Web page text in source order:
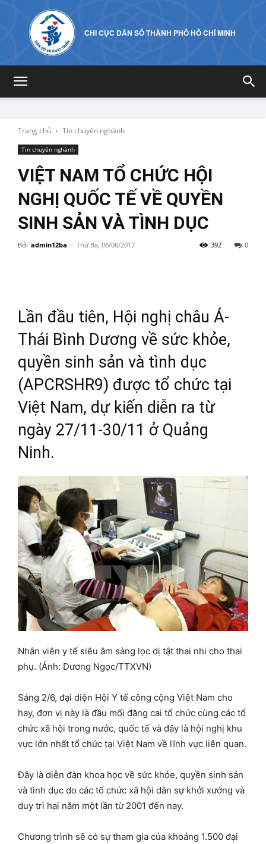
CHI CỤC DÂN SỐ THÀNH PHỐ HỒ CHÍ MINH
Trang chủ Tin chuyên nghành
Tin chuyên nghành
VIỆT NAM TỔ CHỨC HỘI
NGHỊ QUỐC TẾ VỀ QUYỀN
SINH SẢN VÀ TÌNH DỤC
Bởi admin12ba - Thứ Ba, 06/06/2017 0
392
Lần đầu tiên, Hội nghị châu Á-
Thái Bình Dương về sức khỏe,
quyền sinh sản và tình dục
(APCRSHR9) được tổ chức tại
Việt Nam, dự kiến diễn ra từ
ngày 27/11-30/11 ở Quảng
Ninh.
Nhân viên y tế siêu âm sàng lọc dị tật thai nhi cho thai
phụ. (Ảnh: Dương Ngọc/TTXVN)
Sáng 2/6, đại diện Hội Y tế công cộng Việt Nam cho
hay, đơn vị này là đầu mối đăng cai tổ chức cùng các tổ
chức xã hội trong nước, quốc tế và đây là hội nghị khu
vực lớn nhất tổ chức tại Việt Nam về lĩnh vực liên quan.
Đây là diễn đàn khoa học về sức khỏe, quyền sinh sản
và tình dục do các tổ chức xã hội dân sự khởi xướng và
duy trì hai năm một lần từ 2001 đến nay.
Chương trình sẽ có sự tham gia của khoảng 1.500 đại